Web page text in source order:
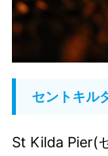
セントキル
St Kilda Pier(